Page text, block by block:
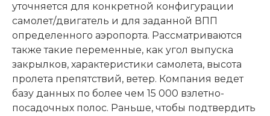
уточняется для конкретной конфигурации
самолет/двигатель и для заданной ВПП
определенного аэропорта. Рассматриваются
также такие переменные, как угол выпуска
закрылков, характеристики самолета, высота
пролета препятствий, ветер. Компания ведет
базу данных по более чем 15 000 взлетно-
посадочных полос. Раньше, чтобы подтвердить